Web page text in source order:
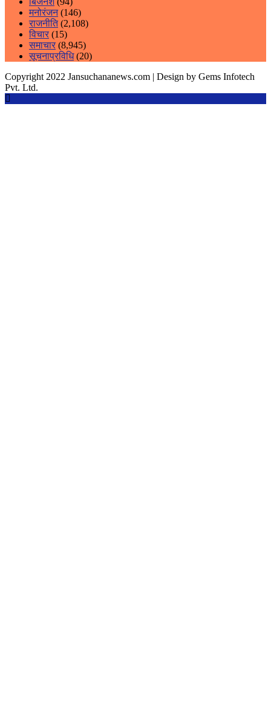
मनोरंजन(146)
राजनीति(2,108)
विचार(15)
समाचार(8,945)
सूचनाप्रविधि(20)
Copyright 2022 Jansuchananews.com | Design by Gems Infotech
Pvt. Ltd.